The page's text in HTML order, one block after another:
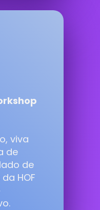
viva
de
de
HOF